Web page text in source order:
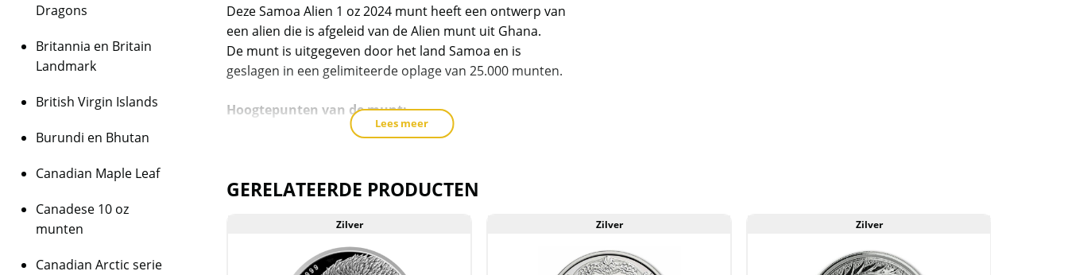
Deze Samoa Alien 1 oz 2024 munt heeft een ontwerp van
een alien die is afgeleid van de Alien munt uit Ghana.
De munt is uitgegeven door het land Samoa en is
geslagen in een gelimiteerde oplage van 25.000 munten.
Hoogtepunten van de munt:
Bevat 1 oz .999 fijn zilver.
Individuele munt verpakt in beschermende capsule.
Deze munt is een wettig betaalmiddel in Samoa.
Elke munt wordt geleverd in een plastic gripzakje.
Lees meer
GERELATEERDE PRODUCTEN
Zilver Zilver Zilver Zilver
Dragons
Britannia en Britain
Landmark
British Virgin Islands
Burundi en Bhutan
Canadian Maple Leaf
Canadese 10 oz
munten
Canadian Arctic serie